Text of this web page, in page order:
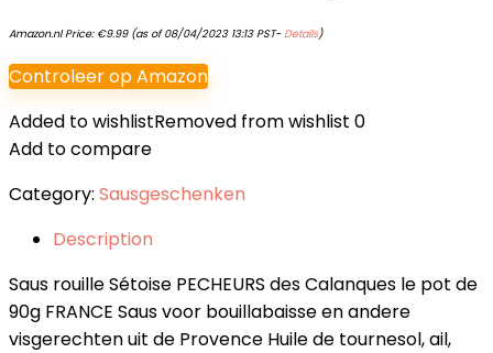
Amazon.nl Price: €9.99(as of 08/04/2023 13:13 PST- Details)
Controleer op Amazon
Added to wishlistRemoved from wishlist 0
Add to compare
Category: Sausgeschenken
Description
Saus rouille Sétoise PECHEURS des Calanques le pot de
90g FRANCE Saus voor bouillabaisse en andere
visgerechten uit de Provence Huile de tournesol, ail,